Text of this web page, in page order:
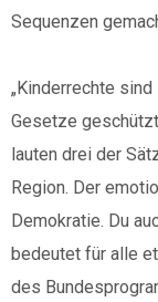
Sequenzen
„Kinderrechte sind
Gesetze
lauten drei der
Region. Der
Demokratie. Du
bedeutet für alle
des